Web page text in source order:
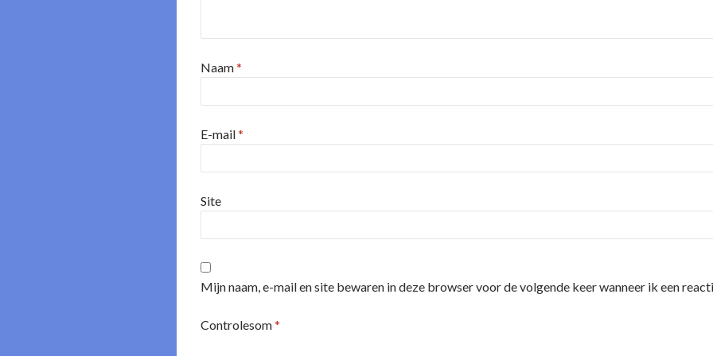
Naam*
E-mail*
Site
Mijn naam, e-mail en site bewaren in deze browser voor de volgende keer wanneer ik een
Controlesom*